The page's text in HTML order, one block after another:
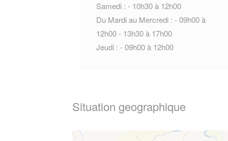
Samedi : - 10h30 à 12h00
Du Mardi au Mercredi : - 09h00 à
12h00 - 13h30 à 17h00
Jeudi : - 09h00 à 12h00
Situation geographique